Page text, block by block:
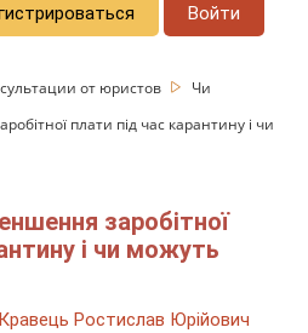
Войти
от юристов
Чи
плати під час карантину і чи
заробітної
і чи можуть
Кравець Ростислав Юрійович